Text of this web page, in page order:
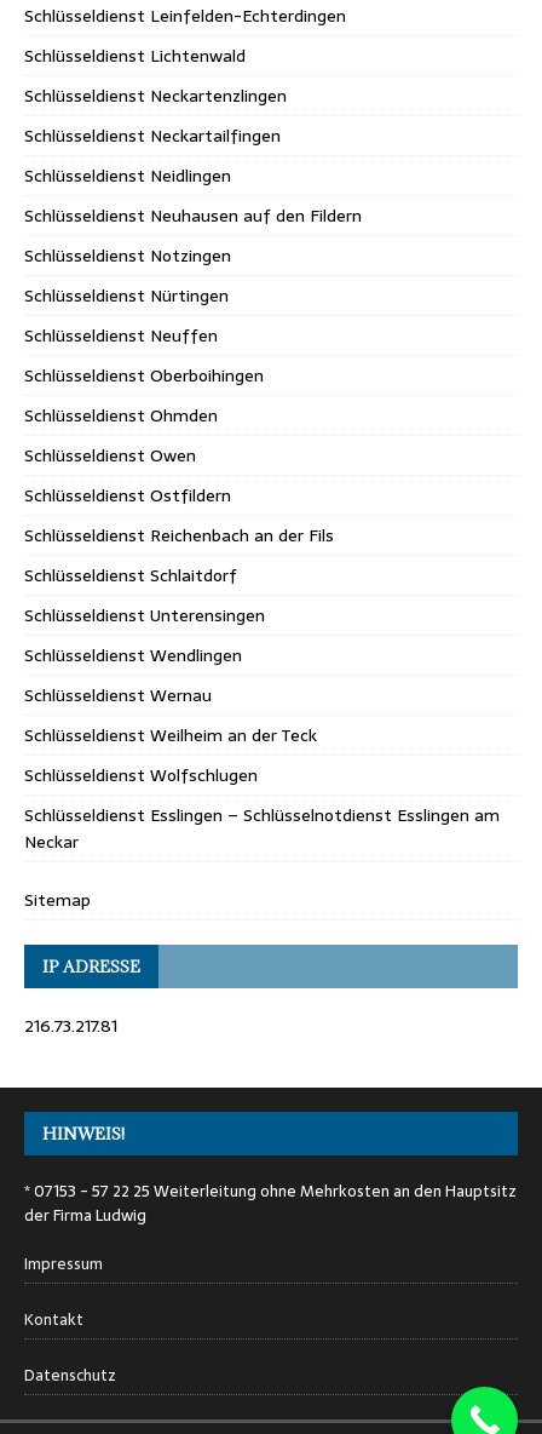
Schlüsseldienst Leinfelden-Echterdingen
Schlüsseldienst Lichtenwald
Schlüsseldienst Neckartenzlingen
Schlüsseldienst Neckartailfingen
Schlüsseldienst Neidlingen
Schlüsseldienst Neuhausen auf den Fildern
Schlüsseldienst Notzingen
Schlüsseldienst Nürtingen
Schlüsseldienst Neuffen
Schlüsseldienst Oberboihingen
Schlüsseldienst Ohmden
Schlüsseldienst Owen
Schlüsseldienst Ostfildern
Schlüsseldienst Reichenbach an der Fils
Schlüsseldienst Schlaitdorf
Schlüsseldienst Unterensingen
Schlüsseldienst Wendlingen
Schlüsseldienst Wernau
Schlüsseldienst Weilheim an der Teck
Schlüsseldienst Wolfschlugen
Schlüsseldienst Esslingen – Schlüsselnotdienst Esslingen am
Neckar
Sitemap
IP ADRESSE
216.73.217.81
HINWEIS!
* 07153 - 57 22 25 Weiterleitung ohne Mehrkosten an den Hauptsitz
der Firma Ludwig
Impressum
Kontakt
Datenschutz